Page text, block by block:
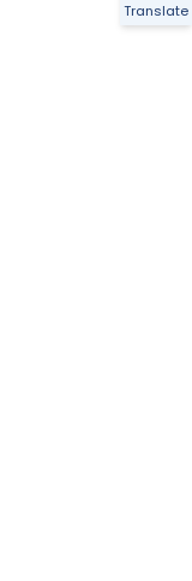
Translate